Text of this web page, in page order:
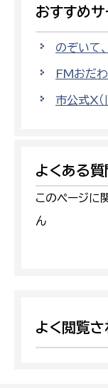
おすすめサ
のぞいて
FMおだ
市公式X
よくある質
このページに
ん
よく閲覧